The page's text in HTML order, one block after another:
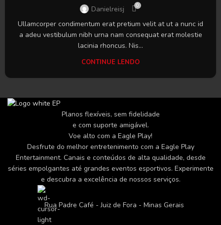
Danielreisj 0
Ullamcorper condimentum erat pretium velit at ut a nunc id
a adeu vestibulum nibh urna nam consequat erat molestie
lacinia rhoncus. Nis...
CONTINUE LENDO
Planos flexíveis, sem fidelidade
e com suporte amigável.
Voe alto com a Eagle Play!
Desfrute do melhor entretenimento com a Eagle Play
Entertainment. Canais e conteúdos de alta qualidade, desde
séries empolgantes até grandes eventos esportivos. Experimente
e descubra a excelência de nossos serviços.
Rua Padre Café - Juiz de Fora - Minas Gerais